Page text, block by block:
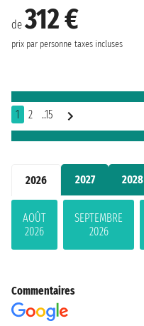
2026 2027 2028
AOÛT
2026
SEPTEMBRE
2026
de312 €
prix par personne taxes incluses
1 2 ..15
Commentaires